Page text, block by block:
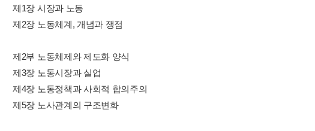
제1장 시장과 노동
제2장 노동체계, 개념과 쟁점
제2부 노동체제와 제도화 양식
제3장 노동시장과 실업
제4장 노동정책과 사회적 합의주의
제5장 노사관계의 구조변화